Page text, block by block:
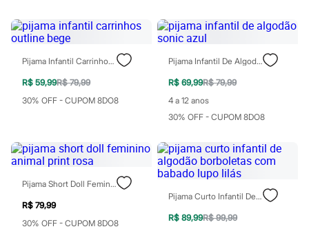
Perfumes femininos
Perfumes infantis
Perfumes masculinos
Todos os produtos
Mindse7
Novidades
Blusas
Calças
Saias
Shorts e Bermudas
T-shirt
Vestidos
Alfaiataria
Calçados
Pijama Infantil Carrinhos Outline Bege
R$ 59,99R$ 79,99
30% OFF - CUPOM 8DO8
Pijama Infantil De Algodão Sonic Azul
R$ 69,99R$ 79,99
4 a 12 anos
30% OFF - CUPOM 8DO8
Pijama Short Doll Feminino Animal Print Rosa
R$ 79,99
30% OFF - CUPOM 8DO8
Pijama Curto Infantil De Algodão Borboletas Com Babado Lupo Lilás
R$ 89,99R$ 99,99